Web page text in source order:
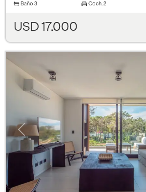
Baño 3 Coch. 2
USD 17.000
Previous